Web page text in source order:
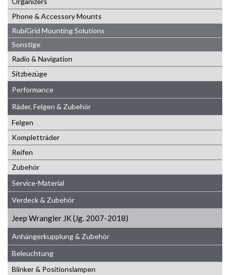
Phone & Accessory Mounts
RubiGrid Mounting Solutions
Sonstige
Radio & Navigation
Sitzbezüge
Performance
Räder, Felgen & Zubehör
Felgen
Kompletträder
Reifen
Zubehör
Service-Material
Verdeck & Zubehör
Jeep Wrangler JK (Jg. 2007-2018)
Anhängerkupplung & Zubehör
Beleuchtung
Blinker & Positionslampen